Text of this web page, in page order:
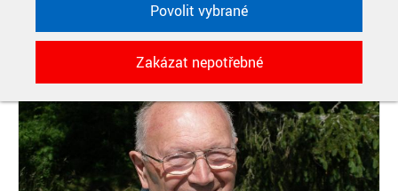
POTŘEBNÉ
Technické cookies využívané aplikacemi
ČVUT pro uchování jejich nastavení,
vlastností a identifikátorů relace. Jsou
nezbytné pro správné fungování a jsou
vždy aktivní.
Povolit vybrané
Zakázat nepotřebné
29. 4. 2026